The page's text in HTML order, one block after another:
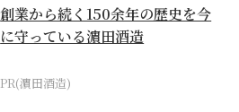
創業から続く150余年の歴史を今
に守っている濵田酒造
PR(濵田酒造)